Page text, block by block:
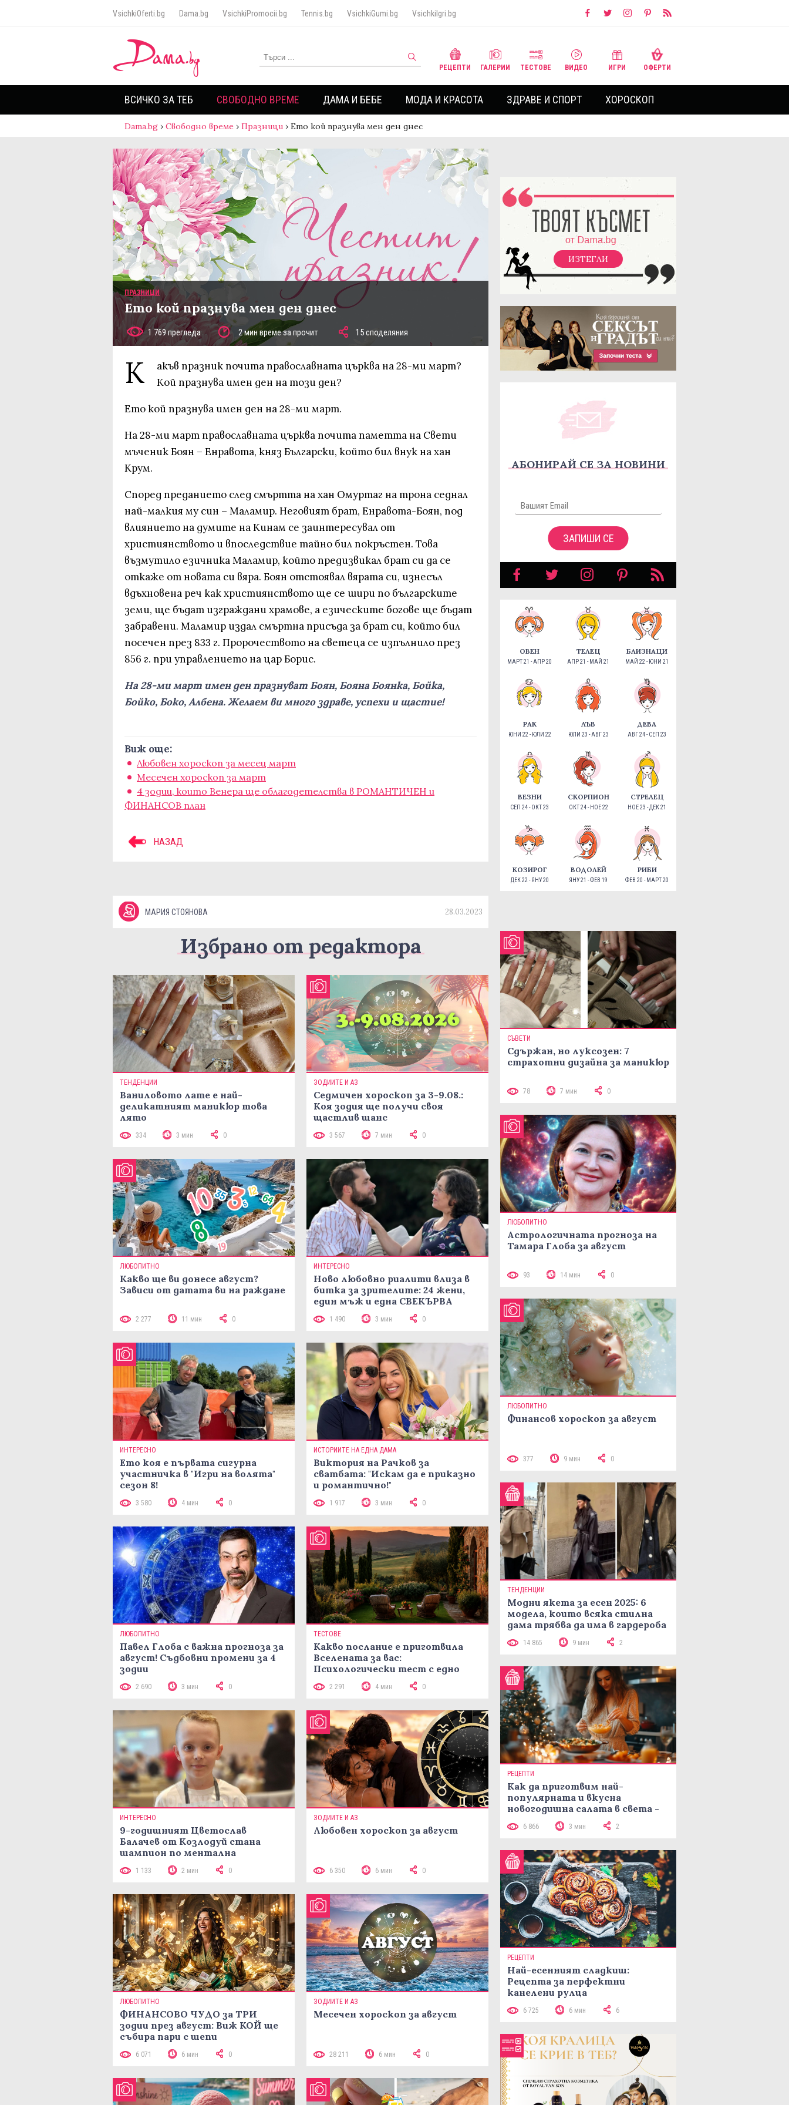
VsichkiOferti.bg Dama.bg VsichkiPromocii.bg Tennis.bg VsichkiGumi.bg VsichkiIgri.bg
РЕЦЕПТИ ГАЛЕРИИ ТЕСТОВЕ ВИДЕО ИГРИ ОФЕРТИ
ВСИЧКО ЗА ТЕБ СВОБОДНО ВРЕМЕ ДАМА И БЕБЕ МОДА И КРАСОТА ЗДРАВЕ И СПОРТ ХОРОСКОП
Dama.bg › Свободно време › Празници › Ето кой празнува мен ден днес
ПРАЗНИЦИ
Ето кой празнува мен ден днес
1 769 прегледа 2 мин време за прочит 15 споделяния
К
акъв празник почита православната църква на 28-ми март?
Кой празнува имен ден на този ден?
Ето кой празнува имен ден на 28-ми март.
На 28-ми март православната църква почита паметта на Свети
мъченик Боян – Енравота, княз Български, който бил внук на хан
Крум.
Според преданието след смъртта на хан Омуртаг на трона седнал
най-малкия му син – Маламир. Неговият брат, Енравота-Боян, под
влиянието на думите на Кинам се заинтересувал от
християнството и впоследствие тайно бил покръстен. Това
възмутило езичника Маламир, който предизвикал брат си да се
откаже от новата си вяра. Боян отстоявал вярата си, изнесъл
вдъхновена реч как християнството ще се шири по българските
земи, ще бъдат изграждани храмове, а езическите богове ще бъдат
забравени. Маламир издал смъртна присъда за брат си, който бил
посечен през 833 г. Пророчеството на светеца се изпълнило през
856 г. при управлението на цар Борис.
На 28-ми март имен ден празнуват Боян, Бояна Боянка, Бойка,
Бойко, Боко, Албена. Желаем ви много здраве, успехи и щастие!
Виж още:
Любовен хороскоп за месец март
Месечен хороскоп за март
4 зодии, които Венера ще облагодетелства в РОМАНТИЧЕН и
ФИНАНСОВ план
НАЗАД
МАРИЯ СТОЯНОВА 28.03.2023
Избрано от редактора
ТЕНДЕНЦИИ
Ваниловото лате е най-
деликатният маникюр това
лято
334 3 мин 0
ЗОДИИТЕ И АЗ
Седмичен хороскоп за 3-9.08.:
Коя зодия ще получи своя
щастлив шанс
3 567 7 мин 0
ЛЮБОПИТНО
Какво ще ви донесе август?
Зависи от датата ви на ражданe
2 277 11 мин 0
ИНТЕРЕСНО
Ново любовно риалити влиза в
битка за зрителите: 24 жени,
един мъж и една СВЕКЪРВА
1 490 3 мин 0
ИНТЕРЕСНО
Ето коя е първата сигурна
участничка в "Игри на волята"
сезон 8!
3 580 4 мин 0
ИСТОРИИТЕ НА ЕДНА ДАМА
Виктория на Рачков за
сватбата: "Искам да е приказно
и романтично!"
1 917 3 мин 0
ЛЮБОПИТНО
Павел Глоба с важна прогноза за
август! Съдбовни промени за 4
зодии
2 690 3 мин 0
ТЕСТОВЕ
Какво послание е приготвила
Вселената за вас:
Психологически тест с едно
2 291 4 мин 0
ИНТЕРЕСНО
9-годишният Цветослав
Балачев от Козлодуй стана
шампион по ментална
аритметика с 320 задачи за 10
минути
1 133 2 мин 0
ЗОДИИТЕ И АЗ
Любовен хороскоп за август
6 350 6 мин 0
ЛЮБОПИТНО
ФИНАНСОВО ЧУДО за ТРИ
зодии през август: Виж КОЙ ще
събира пари с шепи
6 071 6 мин 0
ЗОДИИТЕ И АЗ
Месечен хороскоп за август
28 211 6 мин 0
ИЗТЕГЛИ
АБОНИРАЙ СЕ ЗА НОВИНИ
ЗАПИШИ СЕ
ОВЕН
МАРТ 21 - АПР 20
ТЕЛЕЦ
АПР 21 - МАЙ 21
БЛИЗНАЦИ
МАЙ 22 - ЮНИ 21
РАК
ЮНИ 22 - ЮЛИ 22
ЛЪВ
ЮЛИ 23 - АВГ 23
ДЕВА
АВГ 24 - СЕП 23
ВЕЗНИ
СЕП 24 - ОКТ 23
СКОРПИОН
ОКТ 24 - НОЕ 22
СТРЕЛЕЦ
НОЕ 23 - ДЕК 21
КОЗИРОГ
ДЕК 22 - ЯНУ 20
ВОДОЛЕЙ
ЯНУ 21 - ФЕВ 19
РИБИ
ФЕВ 20 - МАРТ 20
СЪВЕТИ
Сдържан, но луксозен: 7
страхотни дизайна за маникюр
78 7 мин 0
ЛЮБОПИТНО
Астрологичната прогноза на
Тамара Глоба за август
93 14 мин 0
ЛЮБОПИТНО
Финансов хороскоп за август
377 9 мин 0
ТЕНДЕНЦИИ
Модни якета за есен 2025: 6
модела, които всяка стилна
дама трябва да има в гардероба
14 865 9 мин 2
РЕЦЕПТИ
Как да приготвим най-
популярната и вкусна
новогодишна салата в света -
рецепта Мимоза
6 866 3 мин 2
РЕЦЕПТИ
Най-есенният сладкиш:
Рецепта за перфектни
канелени рулца
6 725 6 мин 6